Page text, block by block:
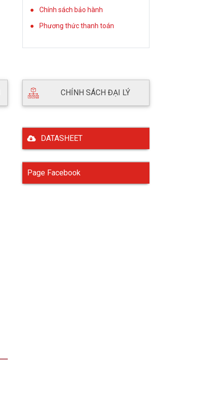
Chính sách bảo hành
Phương thức thanh toán
CHÍNH SÁCH ĐẠI LÝ
DATASHEET
Page Facebook